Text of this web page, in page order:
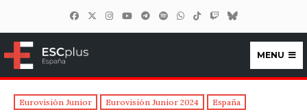
ESCplus España
MENU
Eurovisión Junior Eurovisión Junior 2024 España